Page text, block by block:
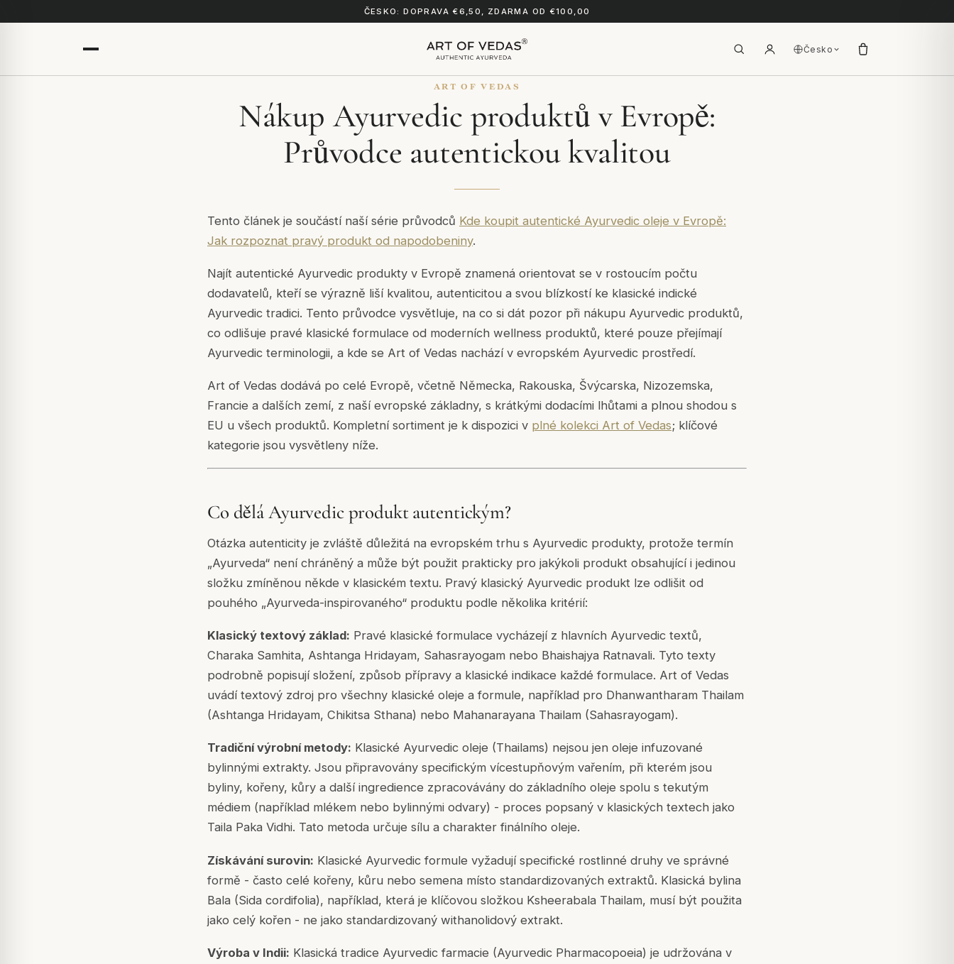
ČESKO: DOPRAVA €6,50, ZDARMA OD €100,00
Česko
ART OF VEDAS
Nákup Ayurvedic produktů v Evropě:
Průvodce autentickou kvalitou
Tento článek je součástí naší série průvodců Kde koupit autentické Ayurvedic oleje v Evropě:
Jak rozpoznat pravý produkt od napodobeniny.
Najít autentické Ayurvedic produkty v Evropě znamená orientovat se v rostoucím počtu
dodavatelů, kteří se výrazně liší kvalitou, autenticitou a svou blízkostí ke klasické indické
Ayurvedic tradici. Tento průvodce vysvětluje, na co si dát pozor při nákupu Ayurvedic produktů,
co odlišuje pravé klasické formulace od moderních wellness produktů, které pouze přejímají
Ayurvedic terminologii, a kde se Art of Vedas nachází v evropském Ayurvedic prostředí.
Art of Vedas dodává po celé Evropě, včetně Německa, Rakouska, Švýcarska, Nizozemska,
Francie a dalších zemí, z naší evropské základny, s krátkými dodacími lhůtami a plnou shodou s
EU u všech produktů. Kompletní sortiment je k dispozici v plné kolekci Art of Vedas; klíčové
kategorie jsou vysvětleny níže.
Co dělá Ayurvedic produkt autentickým?
Otázka autenticity je zvláště důležitá na evropském trhu s Ayurvedic produkty, protože termín
„Ayurveda“ není chráněný a může být použit prakticky pro jakýkoli produkt obsahující i jedinou
složku zmíněnou někde v klasickém textu. Pravý klasický Ayurvedic produkt lze odlišit od
pouhého „Ayurveda-inspirovaného“ produktu podle několika kritérií:
Klasický textový základ: Pravé klasické formulace vycházejí z hlavních Ayurvedic textů,
Charaka Samhita, Ashtanga Hridayam, Sahasrayogam nebo Bhaishajya Ratnavali. Tyto texty
podrobně popisují složení, způsob přípravy a klasické indikace každé formulace. Art of Vedas
uvádí textový zdroj pro všechny klasické oleje a formule, například pro Dhanwantharam Thailam
(Ashtanga Hridayam, Chikitsa Sthana) nebo Mahanarayana Thailam (Sahasrayogam).
Tradiční výrobní metody: Klasické Ayurvedic oleje (Thailams) nejsou jen oleje infuzované
bylinnými extrakty. Jsou připravovány specifickým vícestupňovým vařením, při kterém jsou
byliny, kořeny, kůry a další ingredience zpracovávány do základního oleje spolu s tekutým
médiem (například mlékem nebo bylinnými odvary) - proces popsaný v klasických textech jako
Taila Paka Vidhi. Tato metoda určuje sílu a charakter finálního oleje.
Získávání surovin: Klasické Ayurvedic formule vyžadují specifické rostlinné druhy ve správné
formě - často celé kořeny, kůru nebo semena místo standardizovaných extraktů. Klasická bylina
Bala (Sida cordifolia), například, která je klíčovou složkou Ksheerabala Thailam, musí být použita
jako celý kořen - ne jako standardizovaný withanolidový extrakt.
Výroba v Indii: Klasická tradice Ayurvedic farmacie (Ayurvedic Pharmacopoeia) je udržována v